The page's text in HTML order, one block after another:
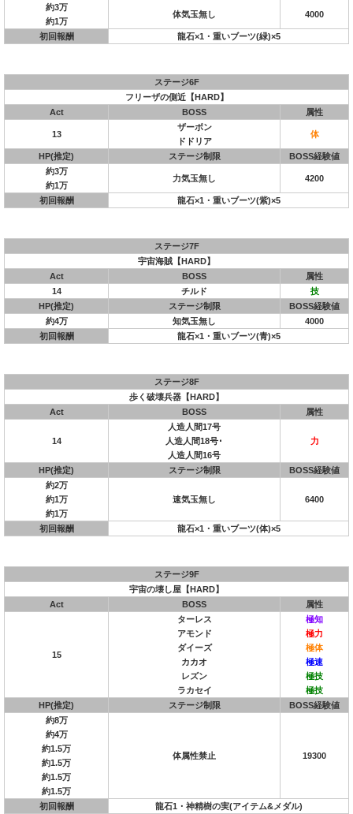
約3万
約1万
体気玉無し 4000
初回報酬 龍石×1・重いブーツ(緑)×5
ステージ6F
フリーザの側近【HARD】
Act
BOSS 属性
13
ザーボン
ドドリア
体
HP(推定) ステージ制限
BOSS経験値
約3万
約1万
力気玉無し 4200
初回報酬 龍石×1・重いブーツ(紫)×5
ステージ7F
宇宙海賊【HARD】
Act
BOSS
属性
14
チルド
技
HP(推定)
ステージ制限
BOSS経験値
約4万
知気玉無し
4000
初回報酬
龍石×1・重いブーツ(青)×5
ステージ8F
歩く破壊兵器【HARD】
Act
BOSS 属性
14
人造人間17号
人造人間18号･
人造人間16号
力
HP(推定) ステージ制限
BOSS経験値
約2万
約1万
約1万
速気玉無し 6400
初回報酬 龍石×1・重いブーツ(体)×5
ステージ9F
宇宙の壊し屋【HARD】
Act
BOSS 属性
15
ターレス
アモンド
ダイーズ
カカオ
レズン
ラカセイ
極知
極力
極体
極速
極技
極技
HP(推定)
ステージ制限
BOSS経験値
約8万
約4万
約1.5万
約1.5万
約1.5万
約1.5万
体属性禁止 19300
初回報酬 龍石1・神精樹の実(アイテム&メダル)